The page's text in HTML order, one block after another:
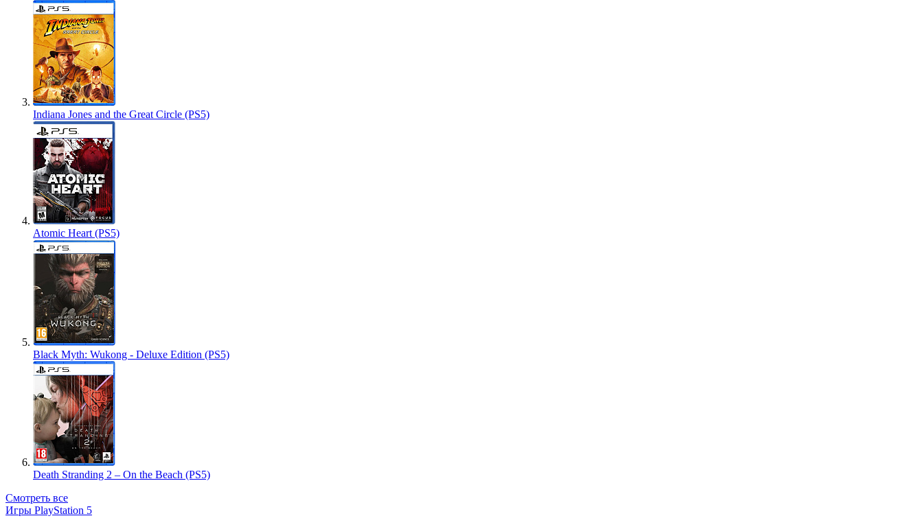
Indiana Jones and the Great Circle (PS5)
Atomic Heart (PS5)
Black Myth: Wukong - Deluxe Edition (PS5)
Death Stranding 2 – On the Beach (PS5)
Смотреть все
Игры PlayStation 5